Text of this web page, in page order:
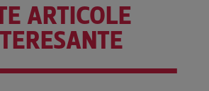
ARTICOLE